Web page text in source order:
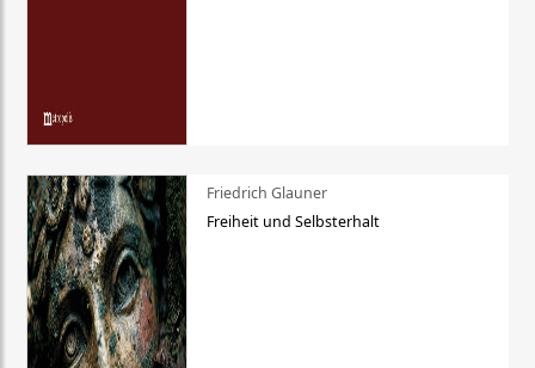
Friedrich Glauner
Freiheit und Selbsterhalt